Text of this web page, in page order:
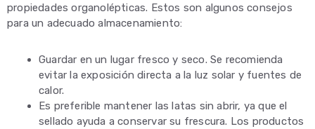
propiedades organolépticas. Estos son algunos consejos
para un adecuado almacenamiento:
Guardar en un lugar fresco y seco. Se recomienda
evitar la exposición directa a la luz solar y fuentes de
calor.
Es preferible mantener las latas sin abrir, ya que el
sellado ayuda a conservar su frescura. Los productos